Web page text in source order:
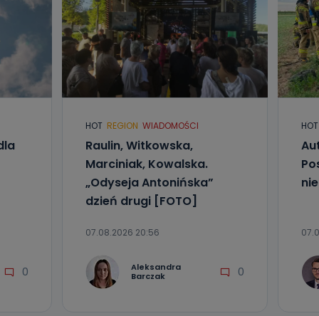
od
0
HOT REGION WIADOMOŚCI
Raulin, Witkowska,
Marciniak, Kowalska.
„Odyseja Antonińska”
dzień drugi [FOTO]
07.08.2026 20:56
Aleksandra
Barczak
0
HOT